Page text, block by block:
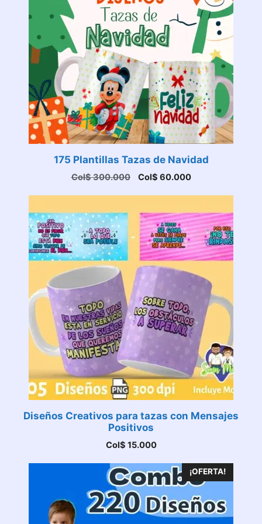
175 Plantillas Tazas de Navidad
Col$300.000
El
era:
Col$ 300.000.
Col$ 60.000El
es:
Col$ 60.000.
Diseños Creativos para tazas con Mensajes
Positivos
Col$ 15.000
¡OFERTA!